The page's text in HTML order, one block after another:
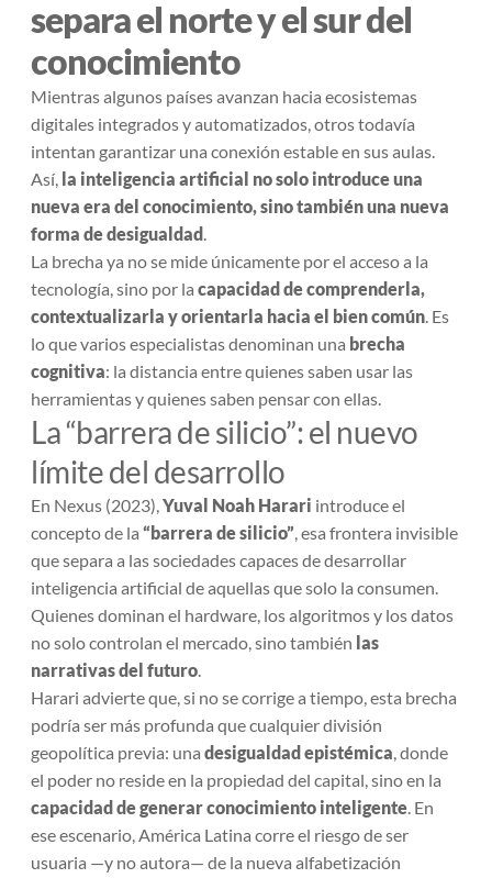
separa el norte y el sur del
conocimiento
Mientras algunos países avanzan hacia ecosistemas
digitales integrados y automatizados, otros todavía
intentan garantizar una conexión estable en sus aulas.
Así, la inteligencia artificial no solo introduce una
nueva era del conocimiento, sino también una nueva
forma de desigualdad.
La brecha ya no se mide únicamente por el acceso a la
tecnología, sino por la capacidad de comprenderla,
contextualizarla y orientarla hacia el bien común. Es
lo que varios especialistas denominan una brecha
cognitiva: la distancia entre quienes saben usar las
herramientas y quienes saben pensar con ellas.
La “barrera de silicio”: el nuevo
límite del desarrollo
En Nexus (2023),Yuval Noah Harari introduce el
concepto de la “barrera de silicio”, esa frontera invisible
que separa a las sociedades capaces de desarrollar
inteligencia artificial de aquellas que solo la consumen.
Quienes dominan el hardware, los algoritmos y los datos
no solo controlan el mercado, sino también las
narrativas del futuro.
Harari advierte que, si no se corrige a tiempo, esta brecha
podría ser más profunda que cualquier división
geopolítica previa: una desigualdad epistémica, donde
el poder no reside en la propiedad del capital, sino en la
capacidad de generar conocimiento inteligente. En
ese escenario, América Latina corre el riesgo de ser
usuaria —y no autora— de la nueva alfabetización